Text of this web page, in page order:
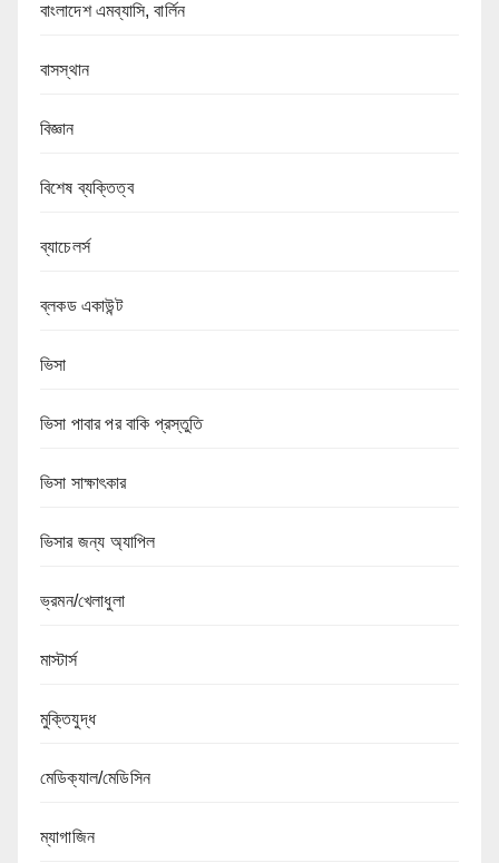
বাংলাদেশ এমব্যাসি, বার্লিন
বাসস্থান
বিজ্ঞান
বিশেষ ব্যক্তিত্ব
ব্যাচেলর্স
ব্লকড একাউন্ট
ভিসা
ভিসা পাবার পর বাকি প্রস্তুতি
ভিসা সাক্ষাৎকার
ভিসার জন্য অ্যাপিল
ভ্রমন/খেলাধুলা
মাস্টার্স
মুক্তিযুদ্ধ
মেডিক্যাল/মেডিসিন
ম্যাগাজিন